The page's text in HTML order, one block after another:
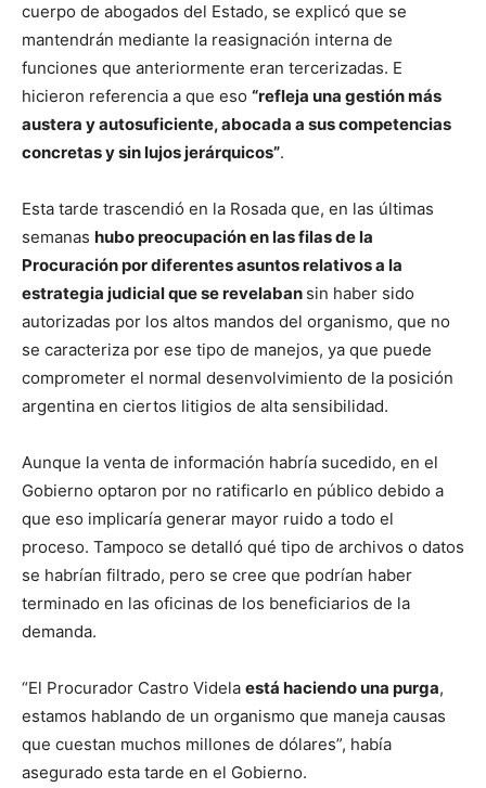
cuerpo de abogados del Estado, se explicó que se
mantendrán mediante la reasignación interna de
funciones que anteriormente eran tercerizadas. E
hicieron referencia a que eso “refleja una gestión más
austera y autosuficiente, abocada a sus competencias
concretas y sin lujos jerárquicos”.
Esta tarde trascendió en la Rosada que, en las últimas
semanas hubo preocupación en las filas de la
Procuración por diferentes asuntos relativos a la
estrategia judicial que se revelaban sin haber sido
autorizadas por los altos mandos del organismo, que no
se caracteriza por ese tipo de manejos, ya que puede
comprometer el normal desenvolvimiento de la posición
argentina en ciertos litigios de alta sensibilidad.
Aunque la venta de información habría sucedido, en el
Gobierno optaron por no ratificarlo en público debido a
que eso implicaría generar mayor ruido a todo el
proceso. Tampoco se detalló qué tipo de archivos o datos
se habrían filtrado, pero se cree que podrían haber
terminado en las oficinas de los beneficiarios de la
demanda.
“El Procurador Castro Videla está haciendo una purga,
estamos hablando de un organismo que maneja causas
que cuestan muchos millones de dólares”, había
asegurado esta tarde en el Gobierno.